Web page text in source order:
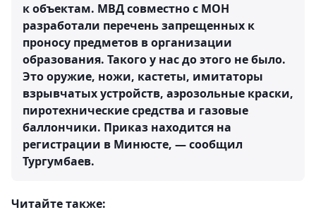
к объектам. МВД совместно с МОН
разработали перечень запрещенных к
проносу предметов в организации
образования. Такого у нас до этого не было.
Это оружие, ножи, кастеты, имитаторы
взрывчатых устройств, аэрозольные краски,
пиротехнические средства и газовые
баллончики. Приказ находится на
регистрации в Минюсте, — сообщил
Тургумбаев.
Читайте также: